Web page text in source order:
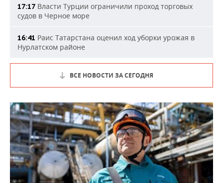
17:17 Власти Турции ограничили проход торговых
судов в Черное море
16:41 Раис Татарстана оценил ход уборки урожая в
Нурлатском районе
ВСЕ НОВОСТИ ЗА СЕГОДНЯ